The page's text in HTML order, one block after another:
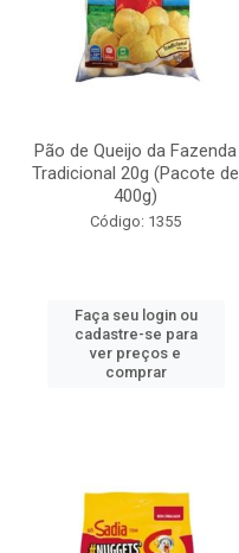
Pão de Queijo da Fazenda
Tradicional 20g (Pacote de
400g)
Código: 1355
Faça seu login ou
cadastre-se para
ver preços e
comprar